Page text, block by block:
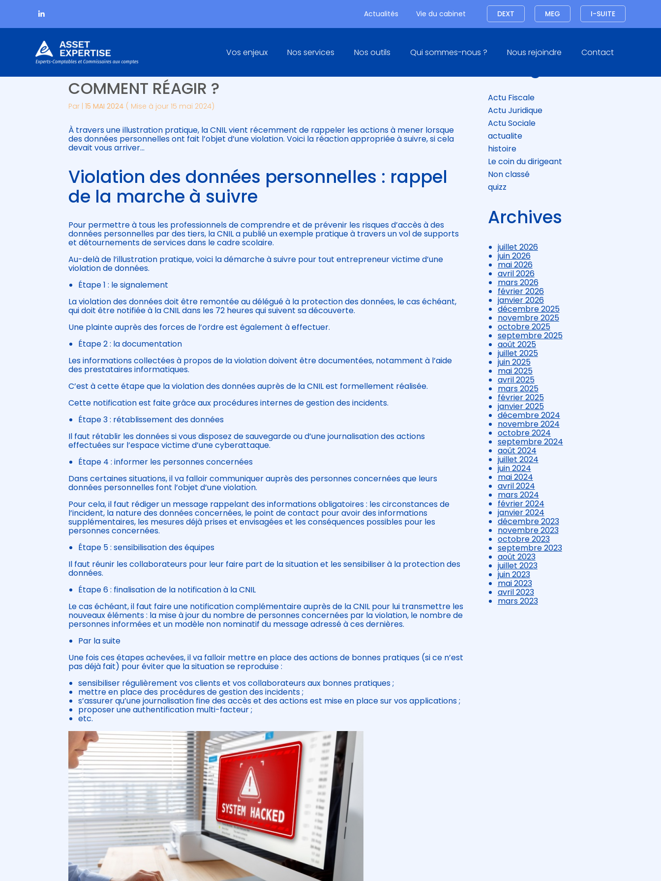
Actualités Vie du cabinet Connexion I-SUITE
MEG
DEXT
Aller
au
Principal
Vos enjeux Nos services Nos outils Qui sommes-nous ? Nous rejoindre Contact
VIOLATION DES DONNÉES PERSONNELLES :
COMMENT RÉAGIR ?
Par |15 MAI 2024 ( Mise à jour 15 mai 2024)
À travers une illustration pratique, la CNIL vient récemment de rappeler les actions à mener lorsque
des données personnelles ont fait l’objet d’une violation. Voici la réaction appropriée à suivre, si cela
devait vous arriver…
Violation des données personnelles : rappel
de la marche à suivre
Pour permettre à tous les professionnels de comprendre et de prévenir les risques d’accès à des
données personnelles par des tiers, la CNIL a publié un exemple pratique à travers un vol de supports
et détournements de services dans le cadre scolaire.
Au-delà de l’illustration pratique, voici la démarche à suivre pour tout entrepreneur victime d’une
violation de données.
Étape 1 : le signalement
La violation des données doit être remontée au délégué à la protection des données, le cas échéant,
qui doit être notifiée à la CNIL dans les 72 heures qui suivent sa découverte.
Une plainte auprès des forces de l’ordre est également à effectuer.
Étape 2 : la documentation
Les informations collectées à propos de la violation doivent être documentées, notamment à l’aide
des prestataires informatiques.
C’est à cette étape que la violation des données auprès de la CNIL est formellement réalisée.
Cette notification est faite grâce aux procédures internes de gestion des incidents.
Étape 3 : rétablissement des données
Il faut rétablir les données si vous disposez de sauvegarde ou d’une journalisation des actions
effectuées sur l’espace victime d’une cyberattaque.
Étape 4 : informer les personnes concernées
Dans certaines situations, il va falloir communiquer auprès des personnes concernées que leurs
données personnelles font l’objet d’une violation.
Pour cela, il faut rédiger un message rappelant des informations obligatoires : les circonstances de
l’incident, la nature des données concernées, le point de contact pour avoir des informations
supplémentaires, les mesures déjà prises et envisagées et les conséquences possibles pour les
personnes concernées.
Étape 5 : sensibilisation des équipes
Il faut réunir les collaborateurs pour leur faire part de la situation et les sensibiliser à la protection des
données.
Étape 6 : finalisation de la notification à la CNIL
Le cas échéant, il faut faire une notification complémentaire auprès de la CNIL pour lui transmettre les
nouveaux éléments : la mise à jour du nombre de personnes concernées par la violation, le nombre de
personnes informées et un modèle non nominatif du message adressé à ces dernières.
Par la suite
Une fois ces étapes achevées, il va falloir mettre en place des actions de bonnes pratiques (si ce n’est
pas déjà fait) pour éviter que la situation se reproduise :
sensibiliser régulièrement vos clients et vos collaborateurs aux bonnes pratiques ;
mettre en place des procédures de gestion des incidents ;
s’assurer qu’une journalisation fine des accès et des actions est mise en place sur vos applications ;
proposer une authentification multi-facteur ;
etc.
Blog
Actu Fiscale
Actu Juridique
Actu Sociale
actualite
histoire
Le coin du dirigeant
Non classé
quizz
Archives
juillet 2026
juin 2026
mai 2026
avril 2026
mars 2026
février 2026
janvier 2026
décembre 2025
novembre 2025
octobre 2025
septembre 2025
août 2025
juillet 2025
juin 2025
mai 2025
avril 2025
mars 2025
février 2025
janvier 2025
décembre 2024
novembre 2024
octobre 2024
septembre 2024
août 2024
juillet 2024
juin 2024
mai 2024
avril 2024
mars 2024
février 2024
janvier 2024
décembre 2023
novembre 2023
octobre 2023
septembre 2023
août 2023
juillet 2023
juin 2023
mai 2023
avril 2023
mars 2023